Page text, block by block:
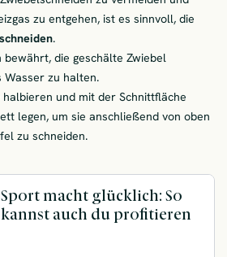
zu entgehen, ist es sinnvoll, die
.
die geschälte Zwiebel
zu halten.
und mit der Schnittfläche
legen, um sie anschließend von oben
zu schneiden.
Sport macht glücklich: So
kannst auch du profitieren